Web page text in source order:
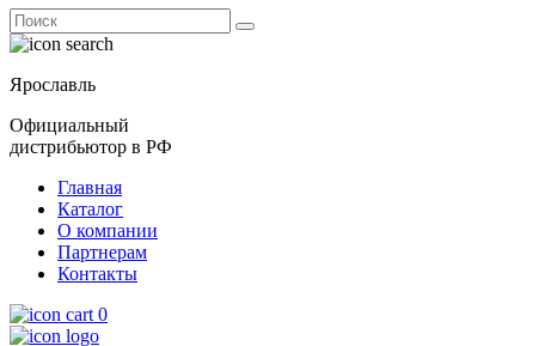
Поиск
for:
Ярославль
Официальный
дистрибьютор в РФ
Главная
Каталог
О компании
Партнерам
Контакты
0